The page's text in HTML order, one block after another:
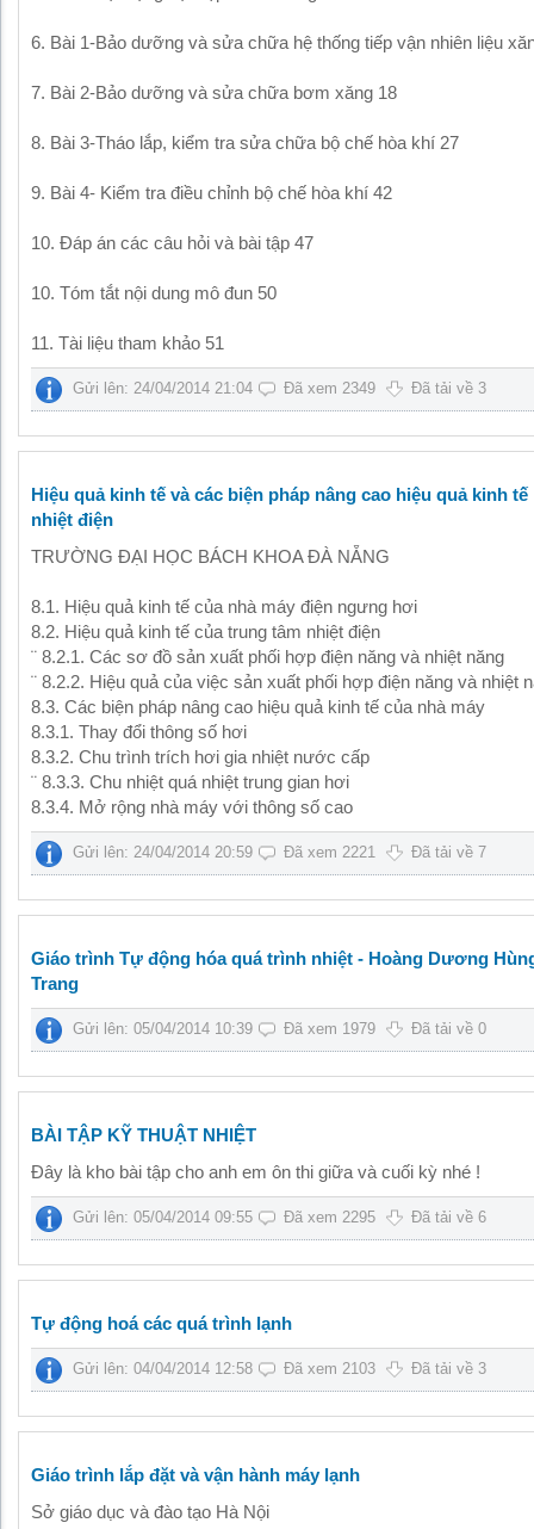
6. Bài 1-Bảo dưỡng và sửa chữa hệ thống tiếp vận nhiên liệu
7. Bài 2-Bảo dưỡng và sửa chữa bơm xăng 18
8. Bài 3-Tháo lắp, kiểm tra sửa chữa bộ chế hòa khí 27
9. Bài 4- Kiểm tra điều chỉnh bộ chế hòa khí 42
10. Đáp án các câu hỏi và bài tập 47
10. Tóm tắt nội dung mô đun 50
11. Tài liệu tham khảo 51
Gửi lên: 24/04/2014 21:04 Đã xem 2349 Đã tải về 3
Hiệu quả kinh tế và các biện pháp nâng cao hiệu quả kinh tế
nhiệt điện
TRƯỜNG ĐẠI HỌC BÁCH KHOA ĐÀ NẴNG
8.1. Hiệu quả kinh tế của nhà máy điện ngưng hơi
8.2. Hiệu quả kinh tế của trung tâm nhiệt điện
¨ 8.2.1. Các sơ đồ sản xuất phối hợp điện năng và nhiệt năng
¨ 8.2.2. Hiệu quả của việc sản xuất phối hợp điện năng và nhiệt
8.3. Các biện pháp nâng cao hiệu quả kinh tế của nhà máy
8.3.1. Thay đổi thông số hơi
8.3.2. Chu trình trích hơi gia nhiệt nước cấp
¨ 8.3.3. Chu nhiệt quá nhiệt trung gian hơi
8.3.4. Mở rộng nhà máy với thông số cao
Gửi lên: 24/04/2014 20:59 Đã xem 2221 Đã tải về 7
Giáo trình Tự động hóa quá trình nhiệt - Hoàng Dương
Trang
Gửi lên: 05/04/2014 10:39 Đã xem 1979 Đã tải về 0
BÀI TẬP KỸ THUẬT NHIỆT
Đây là kho bài tập cho anh em ôn thi giữa và cuối kỳ nhé !
Gửi lên: 05/04/2014 09:55 Đã xem 2295 Đã tải về 6
Tự động hoá các quá trình lạnh
Gửi lên: 04/04/2014 12:58 Đã xem 2103 Đã tải về 3
Giáo trình lắp đặt và vận hành máy lạnh
Sở giáo dục và đào tạo Hà Nội